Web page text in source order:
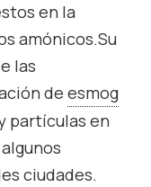
en la
amónicos.Su
las
deesmog
partículas en
ciudades.